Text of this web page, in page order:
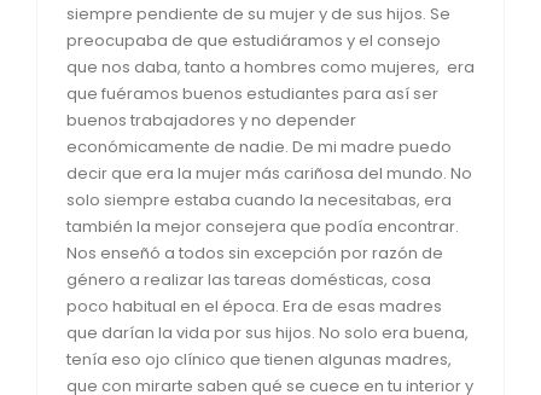
siempre pendiente de su mujer y de sus hijos. Se
preocupaba de que estudiáramos y el consejo
que nos daba, tanto a hombres como mujeres, era
que fuéramos buenos estudiantes para así ser
buenos trabajadores y no depender
económicamente de nadie. De mi madre puedo
decir que era la mujer más cariñosa del mundo. No
solo siempre estaba cuando la necesitabas, era
también la mejor consejera que podía encontrar.
Nos enseñó a todos sin excepción por razón de
género a realizar las tareas domésticas, cosa
poco habitual en el época. Era de esas madres
que darían la vida por sus hijos. No solo era buena,
tenía eso ojo clínico que tienen algunas madres,
que con mirarte saben qué se cuece en tu interior y